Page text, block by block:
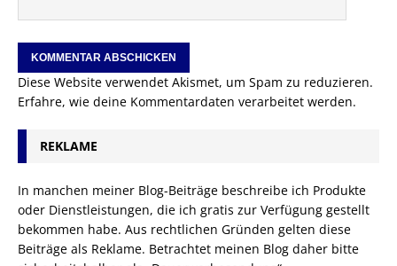
Diese Website verwendet Akismet, um Spam zu reduzieren.
Erfahre, wie deine Kommentardaten verarbeitet werden.
REKLAME
In manchen meiner Blog-Beiträge beschreibe ich Produkte
oder Dienstleistungen, die ich gratis zur Verfügung gestellt
bekommen habe. Aus rechtlichen Gründen gelten diese
Beiträge als Reklame. Betrachtet meinen Blog daher bitte